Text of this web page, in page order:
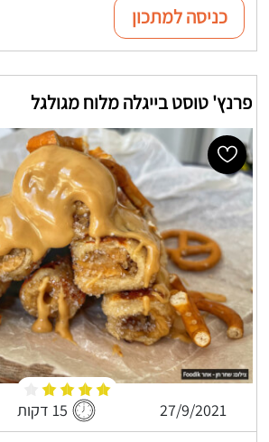
כניסה למתכון
פרנץ' טוסט בייגלה מלוח מגולגל
27/9/2021 15 דקות